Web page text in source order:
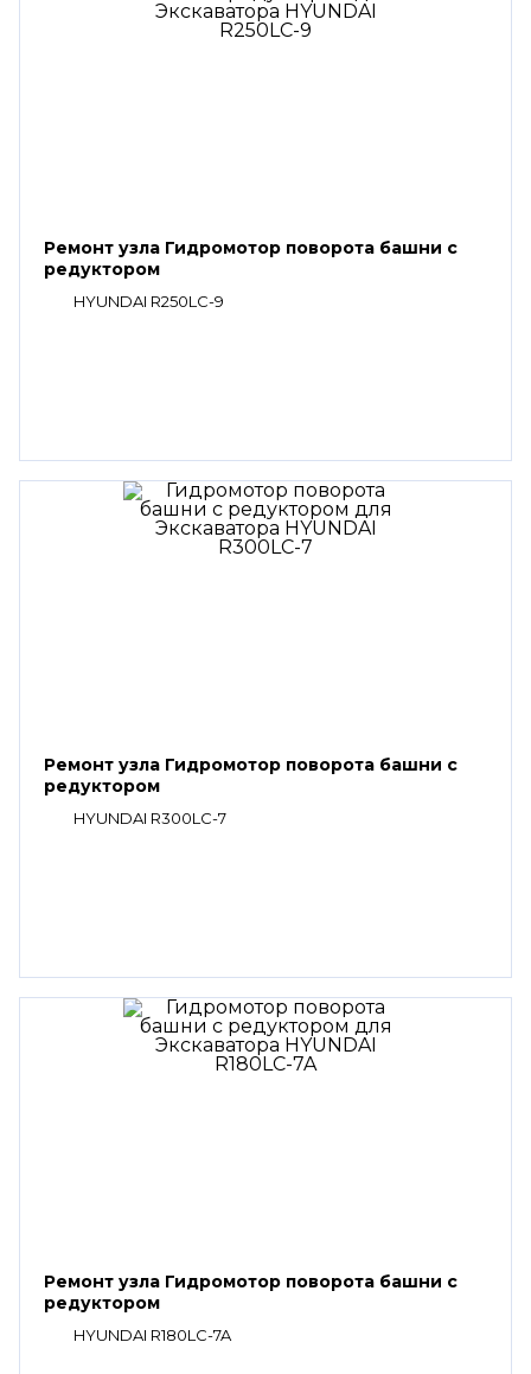
Ремонт узла Гидромотор поворота башни с
редуктором
HYUNDAI R250LC-9
Ремонт узла Гидромотор поворота башни с
редуктором
HYUNDAI R300LC-7
Ремонт узла Гидромотор поворота башни с
редуктором
HYUNDAI R180LC-7A